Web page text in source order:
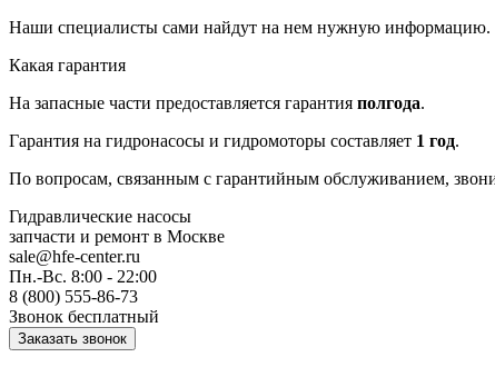
Наши специалисты сами найдут на нем нужную информацию.
Какая гарантия
На запасные части предоставляется гарантия полгода.
Гарантия на гидронасосы и гидромоторы составляет 1 год.
По вопросам, связанным с гарантийным обслуживанием,
Гидравлические насосы
запчасти и ремонт в Москве
sale@hfe-center.ru
Пн.-Вс. 8:00 - 22:00
8 (800) 555-86-73
Звонок бесплатный